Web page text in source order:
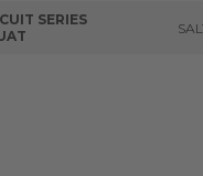
SERIES